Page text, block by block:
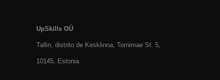
UpSkills OÜ
Tallin, distrito de Kesklinna, Tornimаe St. 5,
10145, Estonia